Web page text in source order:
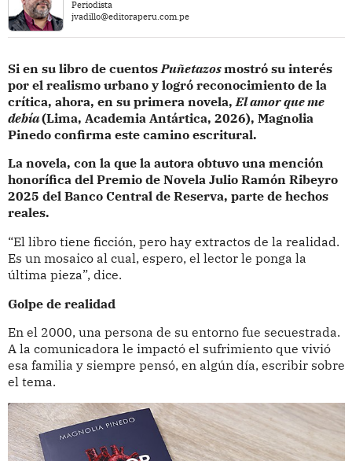
Periodista
jvadillo@editoraperu.com.pe
Si en su libro de cuentos Puñetazosmostró su interés
por el realismo urbano y logró reconocimiento de la
crítica, ahora, en su primera novela, El amor que me
debía(Lima, Academia Antártica, 2026), Magnolia
Pinedo confirma este camino escritural.
La novela, con la que la autora obtuvo una mención
honorífica del Premio de Novela Julio Ramón Ribeyro
2025 del Banco Central de Reserva, parte de hechos
reales.
“El libro tiene ficción, pero hay extractos de la realidad.
Es un mosaico al cual, espero, el lector le ponga la
última pieza”, dice.
Golpe de realidad
En el 2000, una persona de su entorno fue secuestrada.
A la comunicadora le impactó el sufrimiento que vivió
esa familia y siempre pensó, en algún día, escribir sobre
el tema.